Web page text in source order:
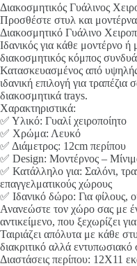
Διακοσμητικός Γυάλινος
Προσθέστε στυλ και
Διακοσμητικό Γυάλινο
Ιδανικός για κάθε μοντέρνο
διακοσμητικός κόμπος
Κατασκευασμένος από υψηλής
ιδανική επιλογή για τραπέζια
διακοσμητικά trays.
Χαρακτηριστικά:
✅ Υλικό: Γυαλί χειροποίητο
✅ Χρώμα: Λευκό
✅ Διάμετρος: 12cm περίπου
✅ Design: Μοντέρνος –
✅ Κατάλληλο για: Σαλόνι,
επαγγελματικούς χώρους
✅ Ιδανικό δώρο: Για φίλους,
Ανανεώστε τον χώρο σας με
αντικείμενο, που ξεχωρίζει
Ταιριάζει απόλυτα με κάθε
διακριτικό αλλά εντυπωσιακό
Διαστάσεις περίπου: 12Χ11